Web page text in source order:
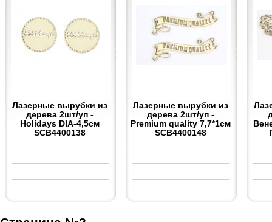
Лазерные вырубки из
дерева 2шт/уп -
Holidays DIA-4,5см
SCB4400138
Лазерные вырубки из
дерева 2шт/уп -
Premium quality 7,7*1см
SCB4400148